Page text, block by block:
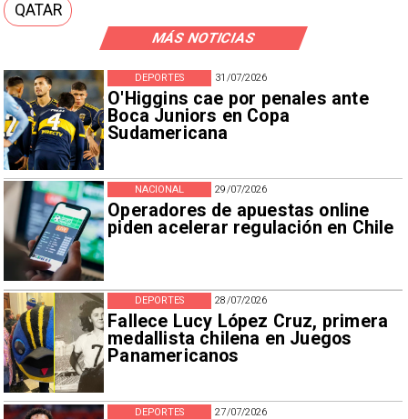
MÁS NOTICIAS
31/07/2026
O'Higgins cae por penales ante
Boca Juniors en Copa
Sudamericana
DEPORTES
29/07/2026
Operadores de apuestas online
piden acelerar regulación en Chile
NACIONAL
28/07/2026
Fallece Lucy López Cruz, primera
medallista chilena en Juegos
Panamericanos
DEPORTES
27/07/2026
DEPORTES
QATAR